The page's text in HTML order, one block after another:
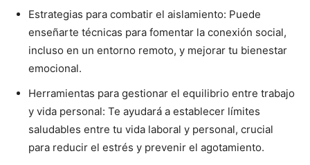
Estrategias para combatir el aislamiento: Puede
enseñarte técnicas para fomentar la conexión social,
incluso en un entorno remoto, y mejorar tu bienestar
emocional.
Herramientas para gestionar el equilibrio entre trabajo
y vida personal: Te ayudará a establecer límites
saludables entre tu vida laboral y personal, crucial
para reducir el estrés y prevenir el agotamiento.